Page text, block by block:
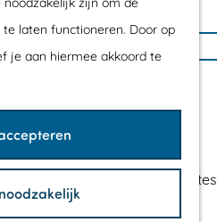
laten functioneren. Door op
je aan hiermee akkoord te
Mountainbikeroutes